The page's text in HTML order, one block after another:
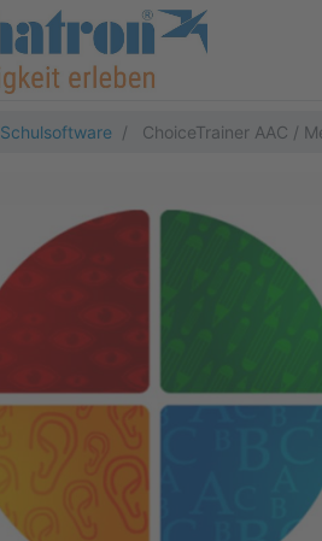
Schulsoftware ChoiceTrainer AAC /